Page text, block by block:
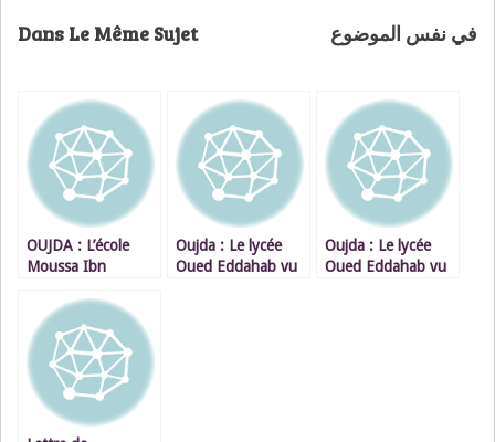
Dans Le Même Sujet في نفس الموضوع
OUJDA : L’école
Moussa Ibn
en manque de
professeur
Oujda : Le lycée
Oued Eddahab vu
Oujda : Le lycée
Oued Eddahab vu